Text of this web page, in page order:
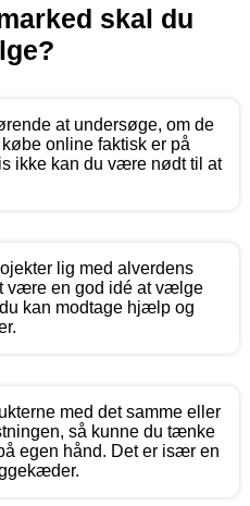
skal du
at undersøge, om de
online faktisk er på
ikke kan du være nødt til at
lig med alverdens
være en god idé at vælge
kan modtage hjælp og
med det samme eller
så kunne du tænke
egen hånd. Det er især en